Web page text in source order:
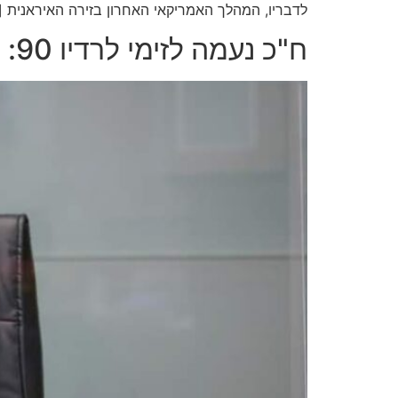
לדבריו, המהלך האמריקאי האחרון בזירה
ח"כ נעמה לזימי לרדיו 90: "חמאס משתקמים, ועדת חקירה ממלכתית חייבת לקום"